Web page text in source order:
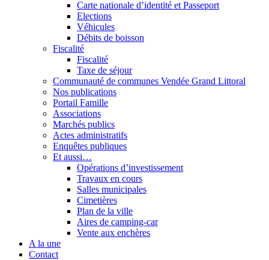
Carte nationale d’identité et Passeport
Elections
Véhicules
Débits de boisson
Fiscalité
Fiscalité
Taxe de séjour
Communauté de communes Vendée Grand Littoral
Nos publications
Portail Famille
Associations
Marchés publics
Actes administratifs
Enquêtes publiques
Et aussi…
Opérations d’investissement
Travaux en cours
Salles municipales
Cimetières
Plan de la ville
Aires de camping-car
Vente aux enchères
A la une
Contact